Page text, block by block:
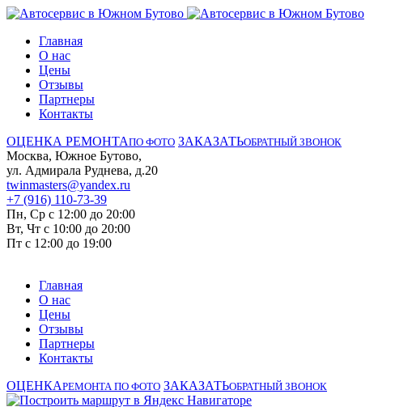
Главная
О нас
Цены
Отзывы
Партнеры
Контакты
ОЦЕНКА РЕМОНТАПО ФОТО ЗАКАЗАТЬОБРАТНЫЙ ЗВОНОК
Москва, Южное Бутово,
ул. Адмирала Руднева, д.20
twinmasters@yandex.ru
+7 (916) 110-73-39
Пн, Ср с 12:00 до 20:00
Вт, Чт с 10:00 до 20:00
Пт с 12:00 до 19:00
Главная
О нас
Цены
Отзывы
Партнеры
Контакты
ОЦЕНКАРЕМОНТА ПО ФОТО ЗАКАЗАТЬОБРАТНЫЙ ЗВОНОК